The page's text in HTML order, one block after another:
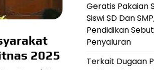
2025
Geratis Pakaian
Siswi SD Dan
Pendidikan
Penyaluran
Terkait Dugaan